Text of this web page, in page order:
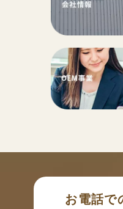
お電話で